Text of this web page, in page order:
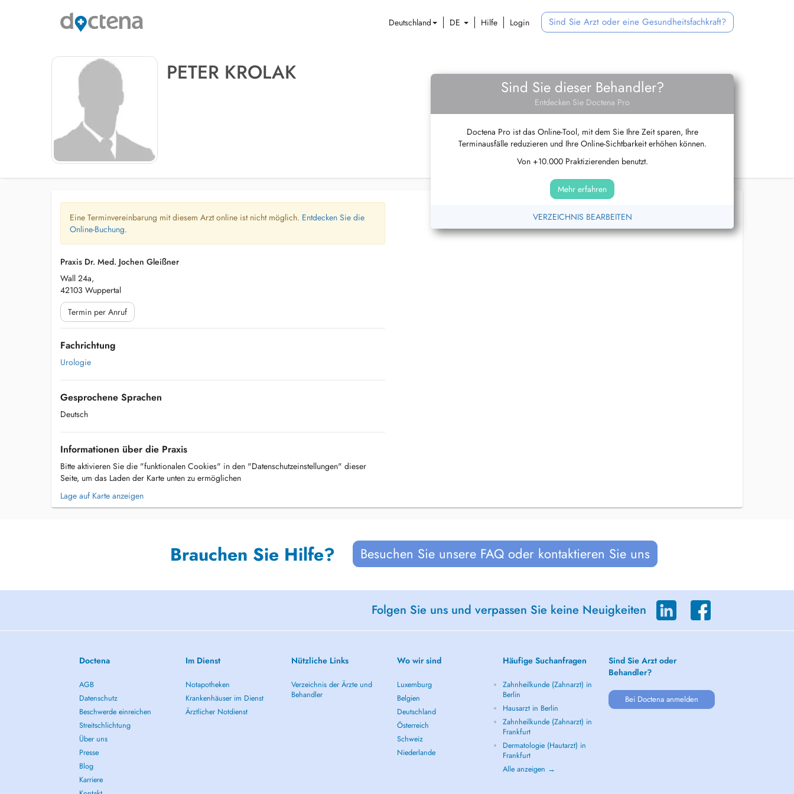
Deutschland DE Hilfe Login Sind Sie Arzt oder eine Gesundheitsfachkraft?
PETER KROLAK
Sind Sie dieser Behandler?
Entdecken Sie Doctena Pro
Doctena Pro ist das Online-Tool, mit dem Sie Ihre Zeit sparen, Ihre
Terminausfälle reduzieren und Ihre Online-Sichtbarkeit erhöhen können.
Von +10.000 Praktizierenden benutzt.
Mehr erfahren
VERZEICHNIS BEARBEITEN
Eine Terminvereinbarung mit diesem Arzt online ist nicht möglich. Entdecken Sie die
Online-Buchung.
Praxis Dr. Med. Jochen Gleißner
Wall 24a,
42103 Wuppertal
Termin per Anruf
Fachrichtung
Urologie
Gesprochene Sprachen
Deutsch
Informationen über die Praxis
Bitte aktivieren Sie die "funktionalen Cookies" in den "Datenschutzeinstellungen" dieser
Seite, um das Laden der Karte unten zu ermöglichen
Lage auf Karte anzeigen
Brauchen Sie Hilfe? Besuchen Sie unsere FAQ oder kontaktieren Sie uns
Folgen Sie uns und verpassen Sie keine Neuigkeiten
Doctena
AGB
Datenschutz
Beschwerde einreichen
Streitschlichtung
Über uns
Presse
Blog
Karriere
Im Dienst
Notapotheken
Krankenhäuser im Dienst
Ärztlicher Notdienst
Nützliche Links
Verzeichnis der Ärzte und
Behandler
Wo wir sind
Luxemburg
Belgien
Deutschland
Österreich
Schweiz
Niederlande
Häufige Suchanfragen
Zahnheilkunde (Zahnarzt) in
Berlin
Hausarzt in Berlin
Zahnheilkunde (Zahnarzt) in
Frankfurt
Dermatologie (Hautarzt) in
Frankfurt
Alle anzeigen →
Sind Sie Arzt oder
Behandler?
Bei Doctena anmelden